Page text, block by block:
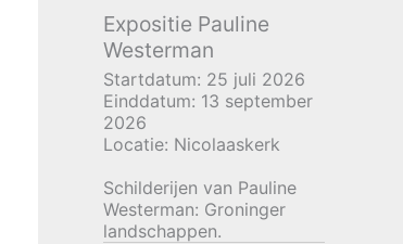
Expositie Pauline
Westerman
Startdatum: 25 juli 2026
Einddatum: 13 september
2026
Locatie: Nicolaaskerk
Schilderijen van Pauline
Westerman: Groninger
landschappen.